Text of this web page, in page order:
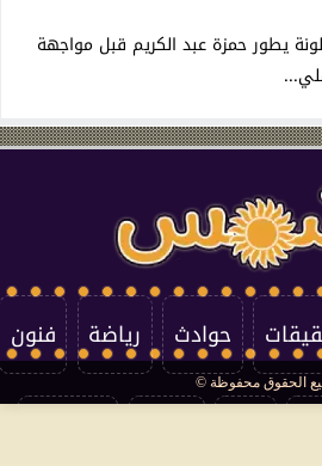
يطور حمزة عبد الكريم قبل مواجهة
حوادث رياضة فنون
الحقوق محفوظة ©